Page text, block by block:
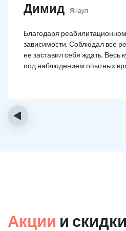
Димид Янаул
Благодаря
зависимости. Соблюдал все
не заставил себя ждать. Весь
под наблюдением опытных
пребывания супер
есть все необходимое для
никаких стрессовых ситуаций.
‹
Акции и